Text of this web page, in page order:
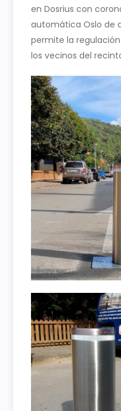
en Dosrius con
automática Oslo de
permite la
los vecinos del